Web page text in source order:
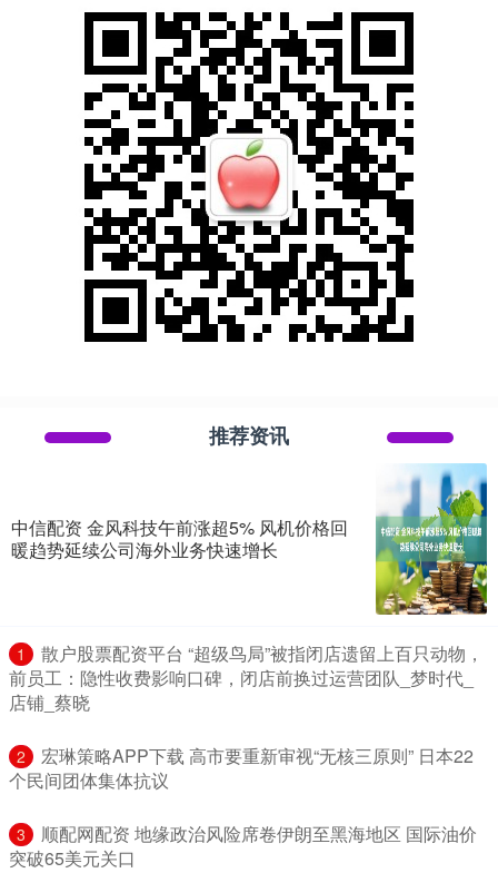
推荐资讯
中信配资 金风科技午前涨超5% 风机价格回
暖趋势延续公司海外业务快速增长
1
​散户股票配资平台 “超级鸟局”被指闭店遗留上百只动物，
前员工：隐性收费影响口碑，闭店前换过运营团队_梦时代_
店铺_蔡晓
2
​宏琳策略APP下载 高市要重新审视“无核三原则” 日本22
个民间团体集体抗议
3
​顺配网配资 地缘政治风险席卷伊朗至黑海地区 国际油价
突破65美元关口